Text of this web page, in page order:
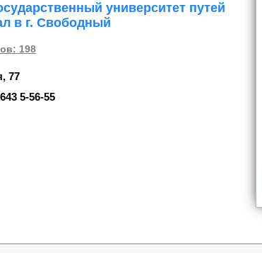
университет путей
в г. Свободный
198
77
5‑56-55